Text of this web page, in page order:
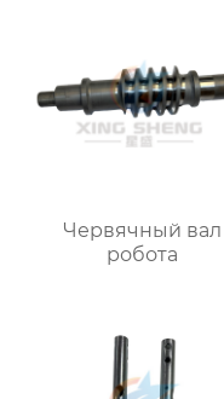
Червячный вал
робота